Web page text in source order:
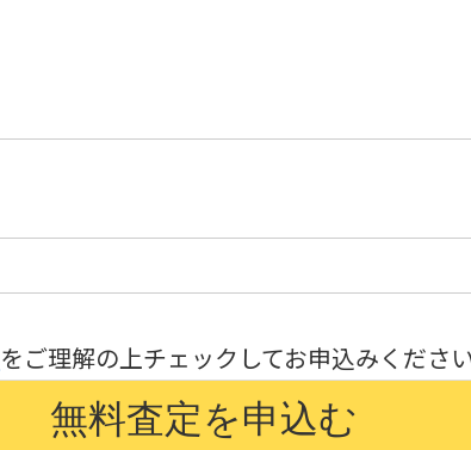
をご理解の上チェックしてお申込みくださ